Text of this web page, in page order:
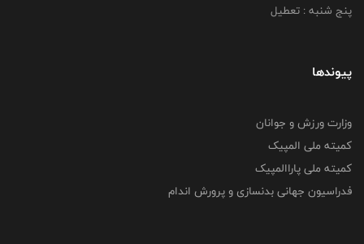
پنج شنبه : تعطیل
پیوندها
وزارت ورزش و جوانان
کمیته ملی المپیک
کمیته ملی پاراالمپیک
فدراسیون جهانی بدنسازی و پرورش اندام